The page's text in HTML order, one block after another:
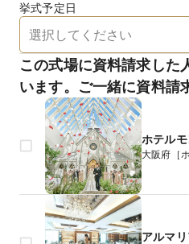
挙式予定日
この式場に資料請求した
います。ご一緒に資料請
ホテル
大阪府［
アルマ